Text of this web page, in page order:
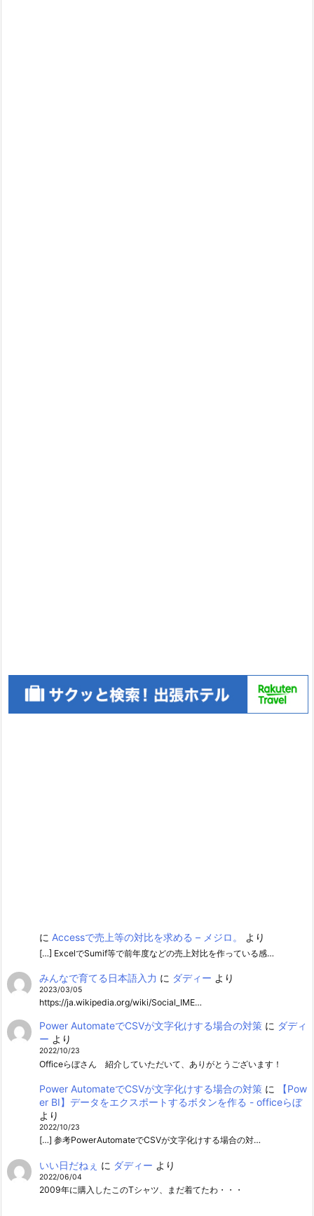
に Accessで売上等の対比を求める – メジロ。 より
[…] ExcelでSumif等で前年度などの売上対比を作っている感…
みんなで育てる日本語入力 に ダディー より
2023/03/05
https://ja.wikipedia.org/wiki/Social_IME…
Power AutomateでCSVが文字化けする場合の対策に ダディ
ー より
2022/10/23
Officeらぼさん 紹介していただいて、ありがとうございます！
Power AutomateでCSVが文字化けする場合の対策に
【Pow
er BI】データをエクスポートするボタンを作る - officeらぼ
より
2022/10/23
[…] 参考PowerAutomateでCSVが文字化けする場合の対…
いい日だねぇ に ダディー より
2022/06/04
2009年に購入したこのTシャツ、まだ着てたわ・・・